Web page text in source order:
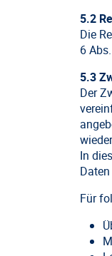
5.2
Die
6
5.3
Der
In
Für